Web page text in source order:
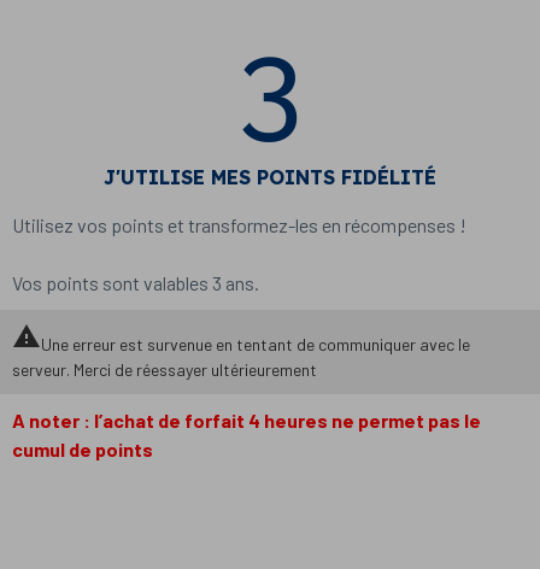
3
J'UTILISE MES POINTS FIDÉLITÉ
Utilisez vos points et transformez-les en récompenses !
Vos points sont valables 3 ans.
warningUne erreur est survenue en tentant de communiquer avec le
serveur. Merci de réessayer ultérieurement
A noter : l’achat de forfait 4 heures ne permet pas le
cumul de points